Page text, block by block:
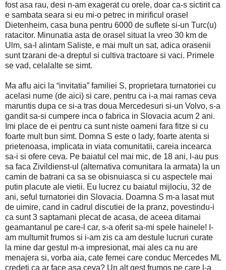
fost asa rau, desi n-am exagerat cu orele, doar ca-s sictirit ca
e sambata seara si eu mi-o petrec in mirificul orasel
Dietenheim, casa buna pentru 6000 de suflete si-un Turc(u)
ratacitor. Minunatia asta de orasel situat la vreo 30 km de
Ulm, sa-l alintam Saliste, e mai mult un sat, adica orasenii
sunt tzarani de-a dreptul si cultiva tractoare si vaci. Primele
se vad, celalalte se simt.
Ma aflu aici la “invitatia” familiei S, proprietara turnatoriei cu
acelasi nume (de aici) si care, pentru ca i-a mai ramas ceva
maruntis dupa ce si-a tras doua Mercedesuri si-un Volvo, s-a
gandit sa-si cumpere inca o fabrica in Slovacia acum 2 ani.
Imi place de ei pentru ca sunt niste oameni fara fitze si cu
foarte mult bun simt. Domna S este o lady, foarte atenta si
prietenoasa, implicata in viata comunitatii, careia incearca
sa-i si ofere ceva. Pe baiatul cel mai mic, de 18 ani, l-au pus
sa faca Zivildienst-ul (alternativa comunitara la armata) la un
camin de batrani ca sa se obisnuiasca si cu aspectele mai
putin placute ale vietii. Eu lucrez cu baiatul mijlociu, 32 de
ani, seful turnatoriei din Slovacia. Doamna S m-a lasat mut
de uimire, cand in cadrul discutiei de la pranz, povestindu-i
ca sunt 3 saptamani plecat de acasa, de aceea ditamai
geamantanul pe care-l car, s-a oferit sa-mi spele hainele! I-
am multumit frumos si i-am zis ca am destule lucruri curate
la mine dar gestul m-a impresionat, mai ales ca nu are
menajera si, vorba aia, cate femei care conduc Mercedes ML
credeti ca ar face asa ceva? Un alt gest frumos pe care l-a